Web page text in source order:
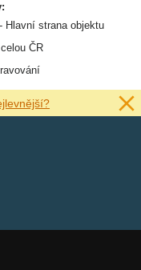
Hlavní strana objektu
ČR